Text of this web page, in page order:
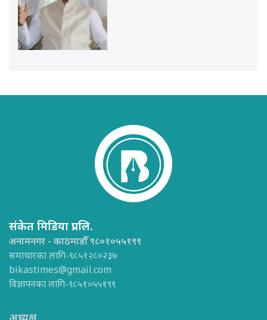
संकेत मिडिया प्रा.लि.
अनामनगर - काठमाडौँ ९८०१०५५१९९
समाचारका लागि-९८५१२८०२३७
bikastimes@gmail.com
विज्ञापनका लागि-९८५१०५५१९९